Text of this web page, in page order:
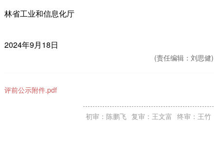
林省工业和信息化厅
2024年9月18日
(责任编辑：刘思健)
评前公示附件.pdf
初审：陈鹏飞 复审：王文富 终审：王竹